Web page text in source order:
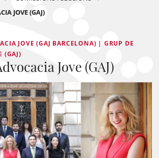
JOVE (GAJ)
JOVE (GAJ BARCELONA) | GRUP DE
(GAJ)
Jove (GAJ)